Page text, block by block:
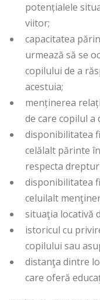
potențialele
viitor;
capacitatea
urmează să se
copilului de a
acestuia;
menținerea
de care copilul
disponibilitatea
celălalt părinte
respecta
disponibilitatea
celuilalt
situaţia locativă
istoricul cu
copilului sau
distanţa dintre
care oferă